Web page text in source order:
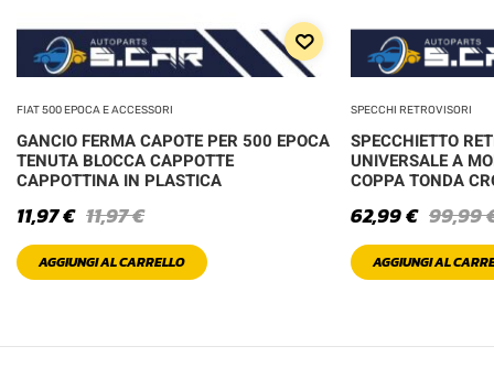
FIAT 500 EPOCA E ACCESSORI
GANCIO FERMA CAPOTE PER 500 EPOCA
TENUTA BLOCCA CAPPOTTE
CAPPOTTINA IN PLASTICA
11,97€
11,97€
AGGIUNGI AL CARRELLO
SPECCHI RETROVISORI
SPECCHIETTO
UNIVERSALE A
COPPA TONDA
99,99
62,99€
AGGIUNGI AL